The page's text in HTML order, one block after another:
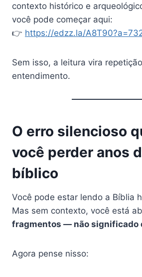
contexto histórico e
você pode começar aqui:
👉 https://edzz.la/
Sem isso, a leitura vira
entendimento.
O erro silencioso
você perder anos
bíblico
Você pode estar lendo a Bíblia
Mas sem contexto, você está
fragmentos — não significado
Agora pense nisso: